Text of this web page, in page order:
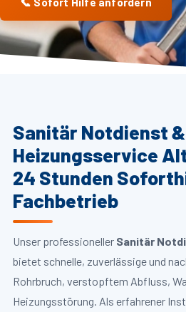
Sanitär Notdienst &
Heizungsservice
24 Stunden
Fachbetrieb
Unser professioneller Sanitär
bietet schnelle, zuverlässige und
Rohrbruch, verstopftem Abfluss,
Heizungsstörung. Als erfahrener